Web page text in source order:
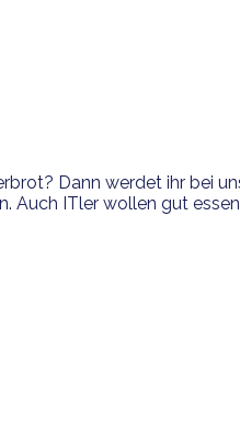
Dann werdet ihr bei
Auch ITler wollen gut